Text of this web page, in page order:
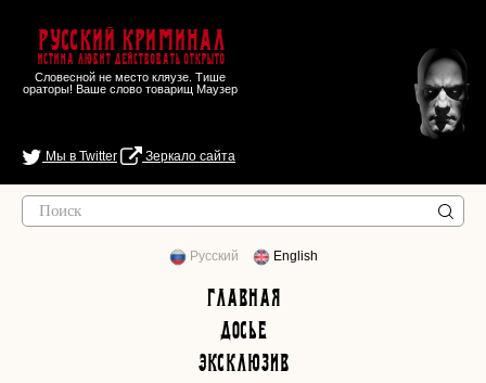
Русский Криминал
Истина любит действовать открыто
Словесной не место кляузе. Тише
ораторы! Ваше слово товарищ Маузер
Мы в Twitter Зеркало сайта
Русский English
Главная
Досье
Эксклюзив